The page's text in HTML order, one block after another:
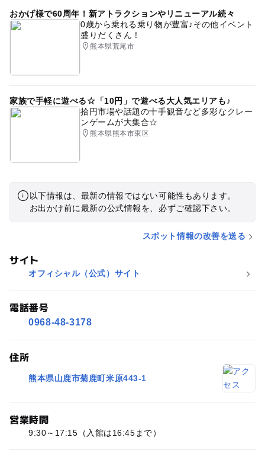
おかげ様で60周年！新アトラクションやリニューアル続々
0歳から乗れる乗り物が豊富♪その他イベント
盛りだくさん！
熊本県荒尾市
家族で手軽に遊べる☆「10円」で遊べる大人気エリアも♪
拾円市場や話題の十手観音など多彩なクレー
ンゲームが大集合☆
熊本県熊本市東区
以下情報は、最新の情報ではない可能性もあります。
お出かけ前に最新の公式情報を、必ずご確認下さい。
スポット情報の改善を送る
サイト
オフィシャル（公式）サイト
電話番号
0968-48-3178
住所
熊本県山鹿市菊鹿町米原443-1
営業時間
9:30～17:15（入館は16:45まで）